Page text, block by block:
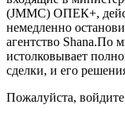
(JMMC) ОПЕК+,
немедленно
агентство Shana.По
истолковывает
сделки, и его
Пожалуйста,